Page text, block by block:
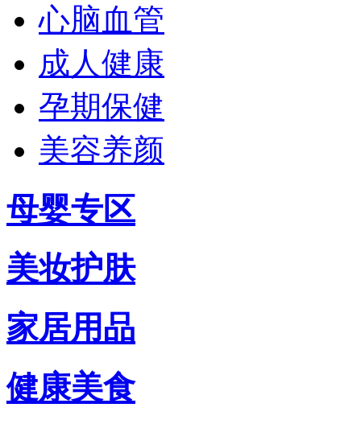
心脑血管
成人健康
孕期保健
美容养颜
母婴专区
美妆护肤
家居用品
健康美食